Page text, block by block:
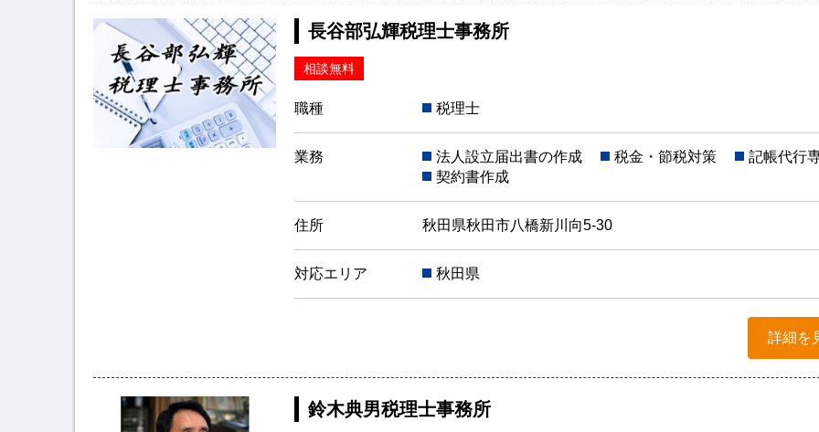
長谷部弘輝税理士事務所
相談無料
職種 税理士
業務 法人設立届出書の作成 税金・節税対策
記帳代行
契約書作成
住所 秋田県秋田市八橋新川向5-30
対応エリア 秋田県
詳細を
鈴木典男税理士事務所